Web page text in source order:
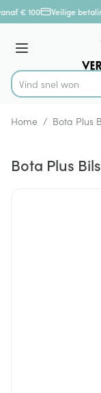
Ga naar de inhoud
1 van 1
€ 100 Veilige
Menu
Product, merk,
Vind
Home / Bota Plus
Bota Plus